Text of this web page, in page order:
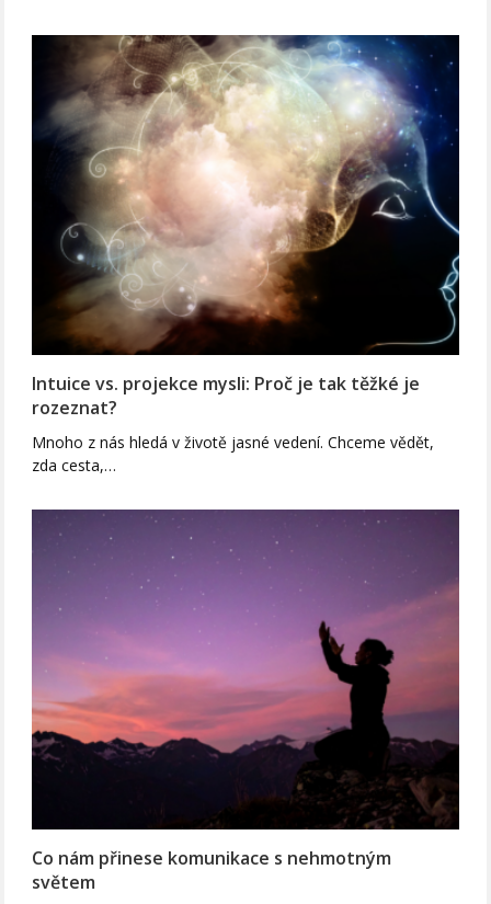
Intuice vs. projekce mysli: Proč je tak těžké je
rozeznat?
Mnoho z nás hledá v životě jasné vedení. Chceme vědět,
zda cesta,…
Co nám přinese komunikace s nehmotným
světem